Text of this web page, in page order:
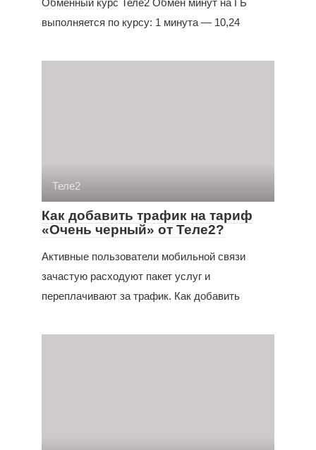
Обменный курс Теле2 Обмен минут на ГБ
выполняется по курсу: 1 минута — 10,24
Теле2
Как добавить трафик на тариф
«Очень черный» от Теле2?
Активные пользователи мобильной связи
зачастую расходуют пакет услуг и
переплачивают за трафик. Как добавить